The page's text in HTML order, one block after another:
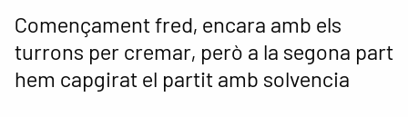
Començament fred, encara amb els
turrons per cremar, però a la segona part
hem capgirat el partit amb solvencia